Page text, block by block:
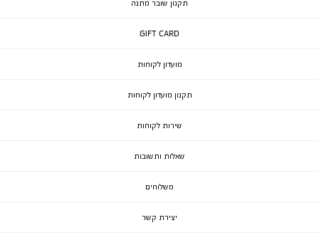
תקנון שובר מתנה
GIFT CARD
מועדון לקוחות
תקנון מועדון לקוחות
שירות לקוחות
שאלות ותשובות
משלוחים
יצירת קשר